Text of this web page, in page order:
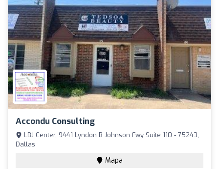
Accondu Consulting
LBJ Center, 9441 Lyndon B Johnson Fwy Suite 110 - 75243,
Dallas
Mapa